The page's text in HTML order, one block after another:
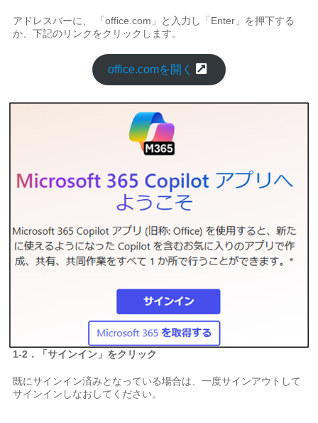
アドレスバーに、 「office.com」と入力し「Enter」を押下する
か、下記のリンクをクリックします。
office.comを開く
1-2．「サインイン」をクリック
既にサインイン済みとなっている場合は、一度サインアウトして
サインインしなおしてください。